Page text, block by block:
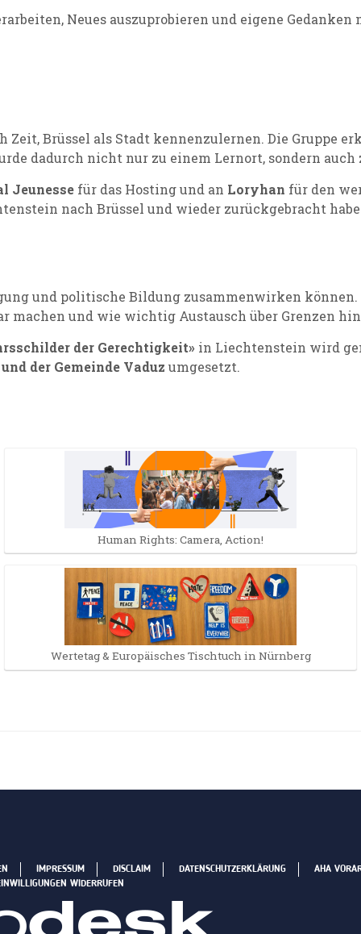
Neues auszuprobieren und eigene Gedanken
Brüssel als Stadt kennenzulernen. Die Gruppe
dadurch nicht nur zu einem Lernort, sondern
Jeunesse für das Hosting und an Loryhan für den
nach Brüssel und wieder zurückgebracht
und politische Bildung zusammenwirken
und wie wichtig Austausch über Grenzen
der Gerechtigkeit» in Liechtenstein wird
der Gemeinde Vaduz umgesetzt.
Human Rights: Camera, Action!
Wertetag & Europäisches Tischtuch in Nürnberg
IMPRESSUM DISCLAIM DATENSCHUTZERKLÄRUNG
AHA
WIDERRUFEN